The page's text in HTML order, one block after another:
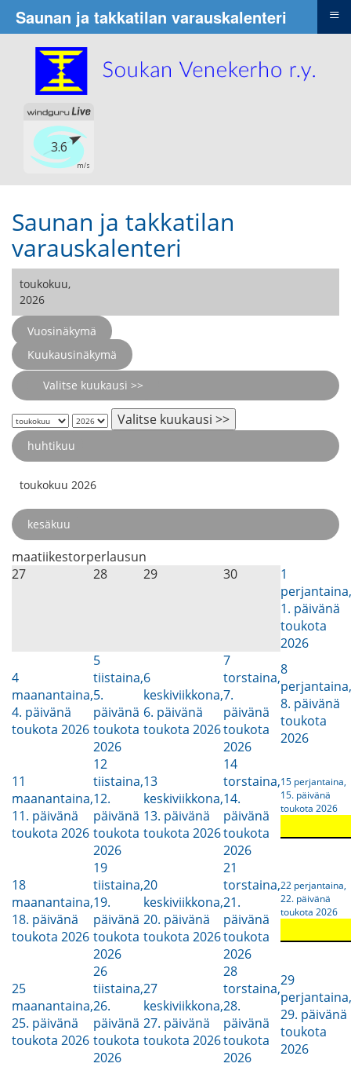
Saunan ja takkatilan
varauskalenteri
toukokuu,
2026
Vuosinäkymä
Kuukausinäkymä
Valitse kuukausi >>
Valitse kuukausi >>
huhtikuu
toukokuu 2026
kesäkuu
maatiikestorperlausun
27
28 29 30
1
perjantaina,
1. päivänä
toukota
2026
4
maanantaina,
4. päivänä
toukota 2026
5
tiistaina,
5.
päivänä
toukota
2026
6
keskiviikkona,
6. päivänä
toukota 2026
7
torstaina,
7.
päivänä
toukota
2026
8
perjantaina,
8. päivänä
toukota
2026
11
maanantaina,
11. päivänä
toukota 2026
12
tiistaina,
12.
päivänä
toukota
2026
13
keskiviikkona,
13. päivänä
toukota 2026
14
torstaina,
14.
päivänä
toukota
2026
15 perjantaina,
15. päivänä
toukota 2026
18
maanantaina,
18. päivänä
toukota 2026
19
tiistaina,
19.
päivänä
toukota
2026
20
keskiviikkona,
20. päivänä
toukota 2026
21
torstaina,
21.
päivänä
toukota
2026
22 perjantaina,
22. päivänä
toukota 2026
25
maanantaina,
25. päivänä
toukota 2026
26
tiistaina,
26.
päivänä
toukota
2026
27
keskiviikkona,
27. päivänä
toukota 2026
28
torstaina,
28.
päivänä
toukota
2026
29
perjantaina,
29. päivänä
toukota
2026
Saunan ja takkatilan varauskalenteri ≡